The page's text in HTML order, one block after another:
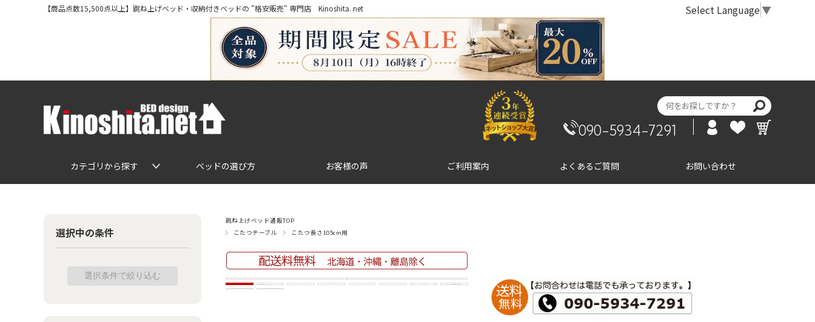
【商品点数15,500点以上】跳ね上げベッド・収納付きベッドの "格安販売" 専門店 Kinoshita. net Select Language▼
090-5934-7291
カテゴリから探す ベッドの選び方 お客様の声 ご利用案内 よくあるご質問 お問い合わせ
跳ね上げベッド通販TOP
こたつテーブル
こたつ長さ105cm用
選択中の条件